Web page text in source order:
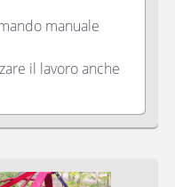
manuale
il lavoro anche